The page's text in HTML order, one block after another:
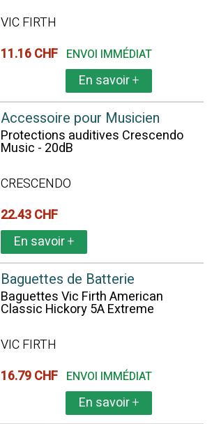
VIC FIRTH
11.16 CHF ENVOI IMMÉDIAT
En savoir+
Accessoire pour Musicien
Protections auditives Crescendo
Music - 20dB
CRESCENDO
22.43 CHF
En savoir+
Baguettes de Batterie
Baguettes Vic Firth American
Classic Hickory 5A Extreme
VIC FIRTH
16.79 CHF ENVOI IMMÉDIAT
En savoir+